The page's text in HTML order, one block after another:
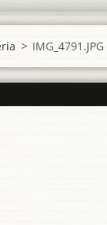
> IMG_4791.JPG